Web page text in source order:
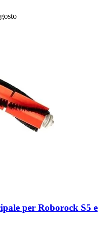
per Roborock S5 e